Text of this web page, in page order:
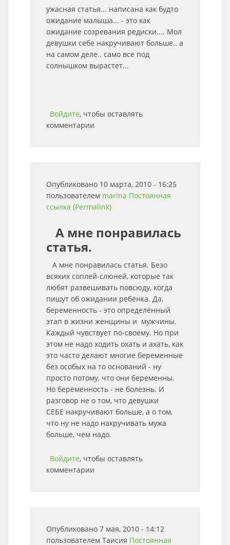
ужасная статья... написана как будто
ожидание малыша... - это как
ожидание созревания редиски.... Мол
девушки себе накручивают больше.. а
на самом деле.. само все под
солнышком вырастет...
Войдите, чтобы оставлять
комментарии
Опубликовано 10 марта, 2010 - 16:25
пользователем marina Постоянная
ссылка (Permalink)
А мне понравилась
статья.
А мне понравилась статья. Безо
всяких соплей-слюней, которые так
любят развешивать повсюду, когда
пишут об ожидании ребёнка. Да,
беременность - это определённый
этап в жизни женщины и мужчины.
Каждый чувствует по-своему. Но при
этом не надо ходить охать и ахать, как
это часто делают многие беременные
без особых на то оснований - ну
просто потому, что они беременны.
Но беременность - не болезнь. И
разговор не о том, что девушки
СЕБЕ накручивают больше, а о том,
что ну не надо накручивать мужа
больше, чем надо.
Войдите, чтобы оставлять
комментарии
Опубликовано 7 мая, 2010 - 14:12
пользователем Таисия Постоянная